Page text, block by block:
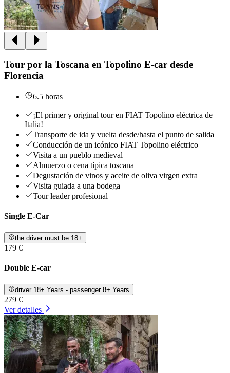
Tour por la Toscana en Topolino E-car desde
Florencia
6.5 horas
¡El primer y original tour en FIAT Topolino eléctrica de
Italia!
Transporte de ida y vuelta desde/hasta el punto de salida
Conducción de un icónico FIAT Topolino eléctrico
Visita a un pueblo medieval
Almuerzo o cena típica toscana
Degustación de vinos y aceite de oliva virgen extra
Visita guiada a una bodega
Tour leader profesional
Single E-Car
the driver must be 18+
179 €
Double E-car
driver 18+ Years - passenger 8+ Years
279 €
Ver detalles